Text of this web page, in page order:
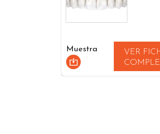
Muestra
VER